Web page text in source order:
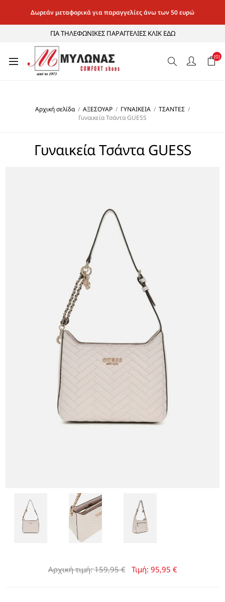
Δωρεάν μεταφορικά για παραγγελίες άνω των 50 ευρώ
ΓΙΑ ΤΗΛΕΦΩΝΙΚΕΣ ΠΑΡΑΓΓΕΛΙΕΣ ΚΛΙΚ ΕΔΩ
(0)
Αρχική σελίδα / ΑΞΕΣΟΥΑΡ / ΓΥΝΑΙΚΕΙΑ / ΤΣΑΝΤΕΣ /
Γυναικεία Τσάντα GUESS
Γυναικεία Τσάντα GUESS
Αρχική τιμή: 159,95 € Τιμή: 95,95 €